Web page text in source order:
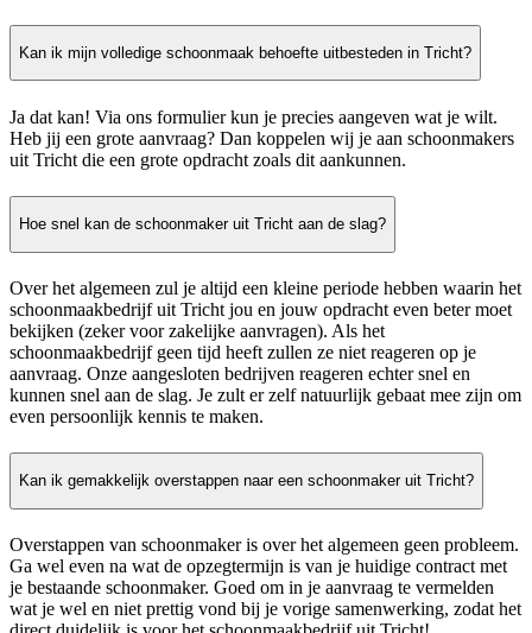
Kan ik mijn volledige schoonmaak behoefte uitbesteden in Tricht?
Ja dat kan! Via ons formulier kun je precies aangeven wat je wilt.
Heb jij een grote aanvraag? Dan koppelen wij je aan schoonmakers
uit Tricht die een grote opdracht zoals dit aankunnen.
Hoe snel kan de schoonmaker uit Tricht aan de slag?
Over het algemeen zul je altijd een kleine periode hebben waarin het
schoonmaakbedrijf uit Tricht jou en jouw opdracht even beter moet
bekijken (zeker voor zakelijke aanvragen). Als het
schoonmaakbedrijf geen tijd heeft zullen ze niet reageren op je
aanvraag. Onze aangesloten bedrijven reageren echter snel en
kunnen snel aan de slag. Je zult er zelf natuurlijk gebaat mee zijn om
even persoonlijk kennis te maken.
Kan ik gemakkelijk overstappen naar een schoonmaker uit Tricht?
Overstappen van schoonmaker is over het algemeen geen probleem.
Ga wel even na wat de opzegtermijn is van je huidige contract met
je bestaande schoonmaker. Goed om in je aanvraag te vermelden
wat je wel en niet prettig vond bij je vorige samenwerking, zodat het